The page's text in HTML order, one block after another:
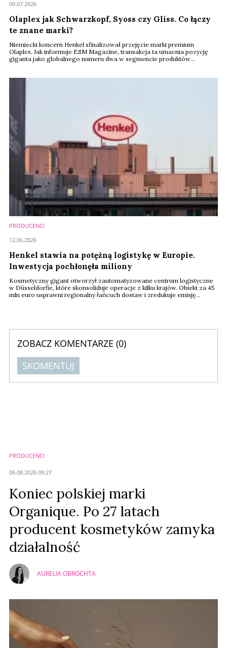
Olaplex jak Schwarzkopf, Syoss czy Gliss. Co łączy
te znane marki?
Niemiecki koncern Henkel sfinalizował przejęcie marki premium
Olaplex. Jak informuje ESM Magazine, transakcja ta umacnia pozycję
giganta jako globalnego numeru dwa w segmencie produktów
09.07.2026
PRODUCENCI
Henkel stawia na potężną logistykę w Europie.
Inwestycja pochłonęła miliony
Kosmetyczny gigant otworzył zautomatyzowane centrum logistyczne
w Düsseldorfie, które skonsoliduje operacje z kilku krajów. Obiekt za 45
mln euro usprawni regionalny łańcuch dostaw i zredukuje emisję
12.06.2026
ZOBACZ KOMENTARZE (0)
SKOMENTUJ
PRODUCENCI
06.08.2026 09:27
Koniec polskiej marki
Organique. Po 27 latach
producent kosmetyków zamyka
działalność
AURELIA OBROCHTA